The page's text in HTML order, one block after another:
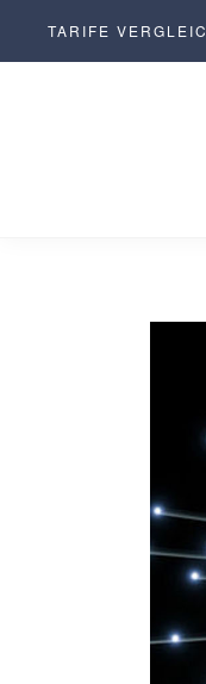
TARIFE